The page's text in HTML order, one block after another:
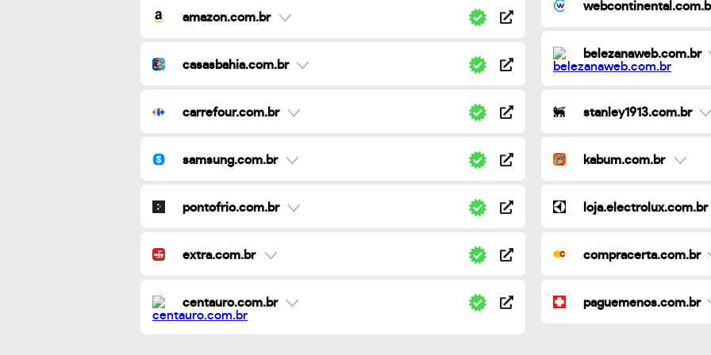
amazon.com.br
casasbahia.com.br
carrefour.com.br
samsung.com.br
pontofrio.com.br
extra.com.br
centauro.com.br
belezanaweb.com.br
stanley1913.com.br
kabum.com.br
loja.electrolux.com.br
compracerta.com.br
paguemenos.com.br